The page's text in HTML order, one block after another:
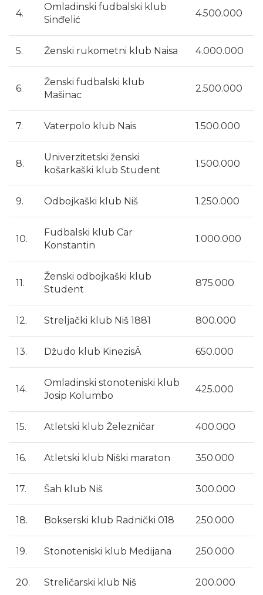
4.
Omladinski fudbalski klub
Sinđelić
4.500.000
5. Ženski rukometni klub Naisa 4.000.000
6.
Ženski fudbalski klub
Mašinac
2.500.000
7. Vaterpolo klub Nais 1.500.000
8.
Univerzitetski ženski
košarkaški klub Student
1.500.000
9. Odbojkaški klub Niš 1.250.000
10.
Fudbalski klub Car
Konstantin
1.000.000
11.
Ženski odbojkaški klub
Student
875.000
12. Streljački klub Niš 1881 800.000
13. Džudo klub KinezisÂ 650.000
14.
Omladinski stonoteniski klub
Josip Kolumbo
425.000
15. Atletski klub Železničar 400.000
16. Atletski klub Niški maraton 350.000
17. Šah klub Niš 300.000
18. Bokserski klub Radnički 018 250.000
19. Stonoteniski klub Medijana 250.000
20. Streličarski klub Niš 200.000